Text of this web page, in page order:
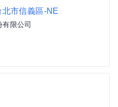
市信義區-NE
限公司